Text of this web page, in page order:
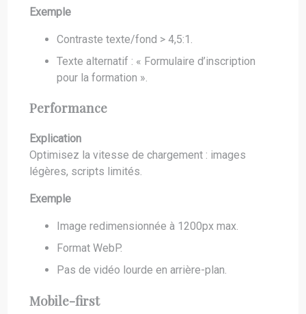
Exemple
Contraste texte/fond > 4,5:1.
Texte alternatif : « Formulaire d’inscription
pour la formation ».
Performance
Explication
Optimisez la vitesse de chargement : images
légères, scripts limités.
Exemple
Image redimensionnée à 1200px max.
Format WebP.
Pas de vidéo lourde en arrière-plan.
Mobile-first